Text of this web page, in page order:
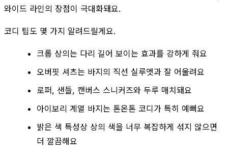
와이드 라인의 장점이 극대화돼요.
코디 팁도 몇 가지 알려드릴게요.
크롭 상의는 다리 길어 보이는 효과를 강하게 줘요
오버핏 셔츠는 바지의 직선 실루엣과 잘 어울려요
로퍼, 샌들, 캔버스 스니커즈와 두루 매치돼요
아이보리 계열 바지는 톤온톤 코디가 특히 예뻐요
밝은 색 특성상 상의 색을 너무 복잡하게 섞지 않으면
더 깔끔해요